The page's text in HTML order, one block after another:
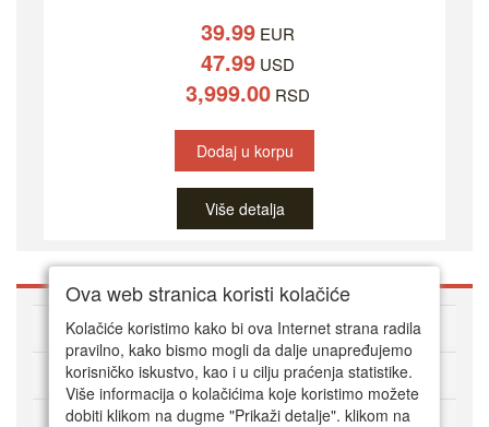
39.99EUR
47.99USD
3,999.00RSD
Dodaj u korpu
Više detalja
O DVD Zoni
Kako kupovati online
Korisnički servis
Ova web stranica koristi kolačiće
Kolačiće koristimo kako bi ova Internet strana radila
pravilno, kako bismo mogli da dalje unapređujemo
korisničko iskustvo, kao i u cilju praćenja statistike.
Više informacija o kolačićima koje koristimo možete
dobiti klikom na dugme "Prikaži detalje". klikom na